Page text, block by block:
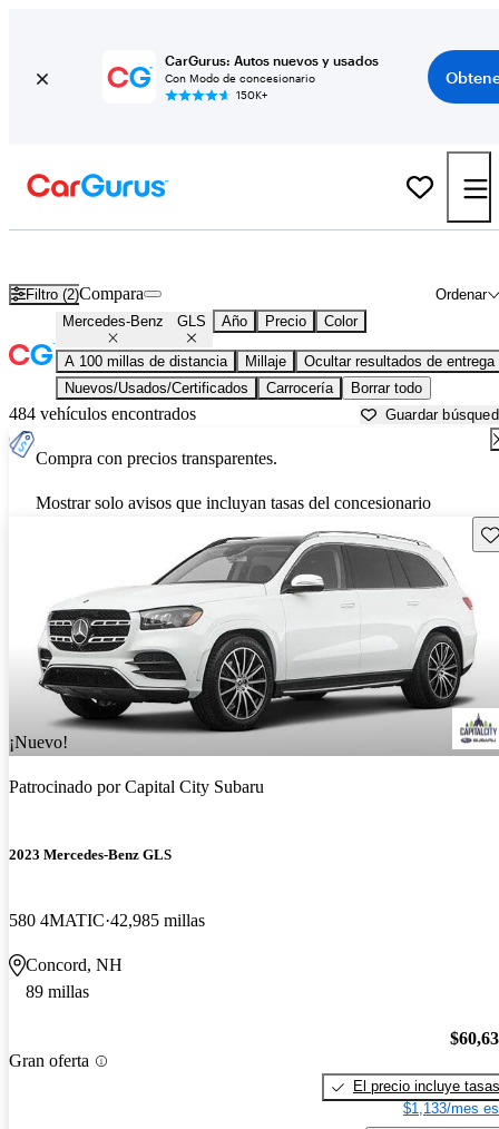
CarGurus: Autos nuevos y usados
Con Modo de concesionario
150K+
Filtro (2) Ordenar
Compara
Mercedes-Benz GLS Año Precio Color
A 100 millas de distancia Millaje
Ocultar resultados de entrega
Nuevos/Usados/Certificados
Carrocería Borrar todo
484 vehículos encontrados Guardar
Compra con precios transparentes.
Mostrar solo avisos que incluyan tasas del concesionario
¡Nuevo!
Patrocinado porCapital City Subaru
2023 Mercedes-Benz GLS
580 4MATIC 42,985 millas
Concord, NH
89 millas
Gran oferta
El precio incluye tasas
$1,133/mes